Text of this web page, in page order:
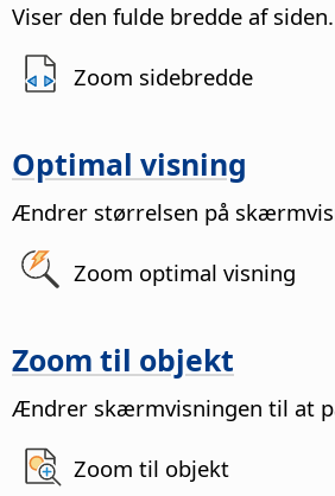
Viser den fulde bredde af siden
Zoom sidebredde
Optimal visning
Ændrer størrelsen på
Zoom optimal visning
Zoom til objekt
Ændrer skærmvisningen til at
Zoom til objekt